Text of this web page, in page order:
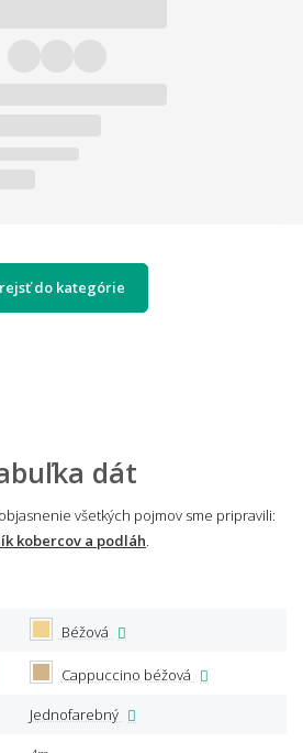
do kategórie
dát
všetkých pojmov sme pripravili:
kobercov a podláh
Béžová
Cappuccino béžová
Jednofarebný